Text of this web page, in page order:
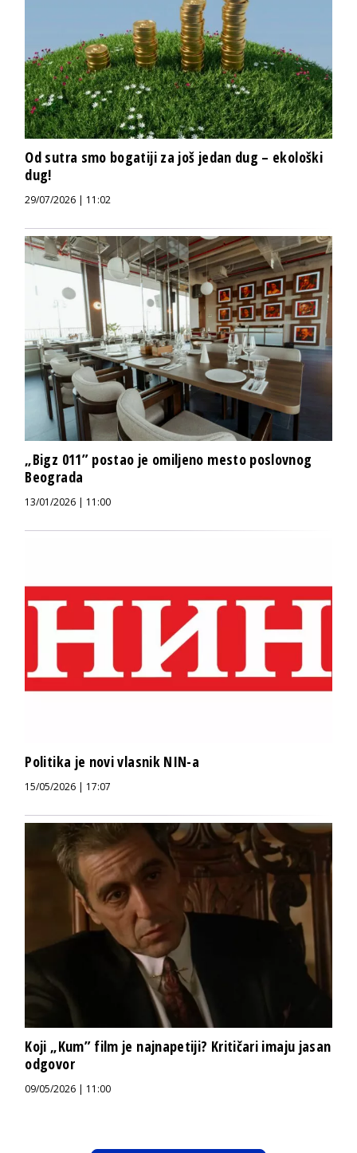
Od sutra smo bogatiji za još jedan dug – ekološki
dug!
29/07/2026 | 11:02
„Bigz 011” postao je omiljeno mesto poslovnog
Beograda
13/01/2026 | 11:00
Politika je novi vlasnik NIN-a
15/05/2026 | 17:07
Koji „Kum” film je najnapetiji? Kritičari imaju jasan
odgovor
09/05/2026 | 11:00